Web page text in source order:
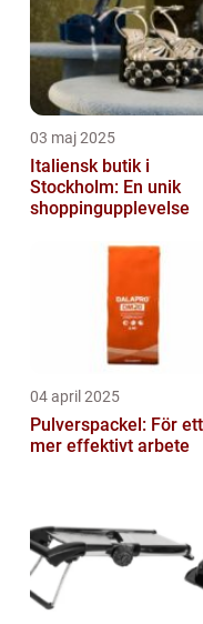
03 maj 2025
Italiensk butik i
Stockholm: En unik
shoppingupplevelse
04 april 2025
Pulverspackel: För ett
mer effektivt arbete